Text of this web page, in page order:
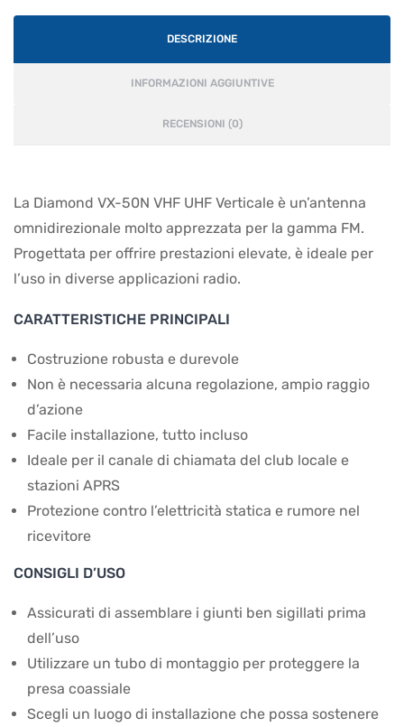
DESCRIZIONE
INFORMAZIONI AGGIUNTIVE
RECENSIONI (0)
La Diamond VX-50N VHF UHF Verticale è un’antenna
omnidirezionale molto apprezzata per la gamma FM.
Progettata per offrire prestazioni elevate, è ideale per
l’uso in diverse applicazioni radio.
CARATTERISTICHE PRINCIPALI
Costruzione robusta e durevole
Non è necessaria alcuna regolazione, ampio raggio
d’azione
Facile installazione, tutto incluso
Ideale per il canale di chiamata del club locale e
stazioni APRS
Protezione contro l’elettricità statica e rumore nel
ricevitore
CONSIGLI D’USO
Assicurati di assemblare i giunti ben sigillati prima
dell’uso
Utilizzare un tubo di montaggio per proteggere la
presa coassiale
Scegli un luogo di installazione che possa sostenere